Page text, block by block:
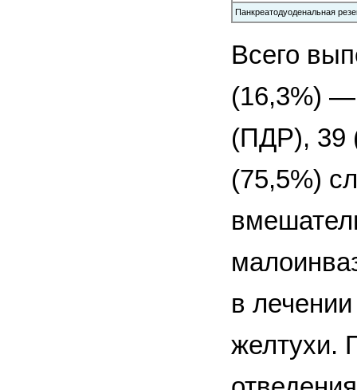
Панкреатодуоденальная
Всего
(16,3%) —
(ПДР), 39
(75,5%)
в
желтухи.